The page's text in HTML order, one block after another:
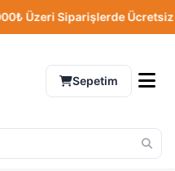
Üzeri Siparişlerde Ücretsiz
Sepetim